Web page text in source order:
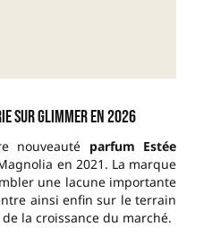
sur Glimmer en 2026
nouveauté parfum Estée
en 2021. La marque
une lacune importante
ainsi enfin sur le terrain
la croissance du marché.